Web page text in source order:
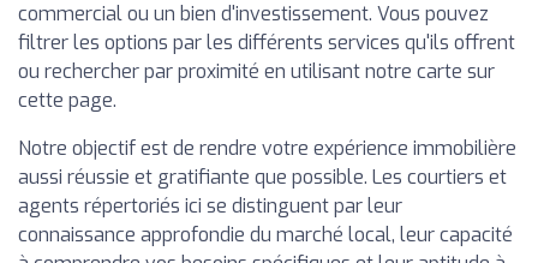
commercial ou un bien d'investissement. Vous pouvez
filtrer les options par les différents services qu'ils offrent
ou rechercher par proximité en utilisant notre carte sur
cette page.
Notre objectif est de rendre votre expérience immobilière
aussi réussie et gratifiante que possible. Les courtiers et
agents répertoriés ici se distinguent par leur
connaissance approfondie du marché local, leur capacité